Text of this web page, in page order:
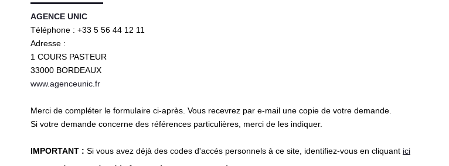
AGENCE UNIC
Téléphone : +33 5 56 44 12 11
Adresse :
1 COURS PASTEUR
33000 BORDEAUX
www.agenceunic.fr
Merci de compléter le formulaire ci-après. Vous recevrez par e-mail une copie de votre demande.
Si votre demande concerne des références particulières, merci de les indiquer.
IMPORTANT : Si vous avez déjà des codes d'accés personnels à ce site, identifiez-vous en cliquant ici